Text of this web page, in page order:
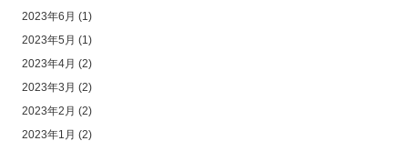
2023年6月 (1)
2023年5月 (1)
2023年4月 (2)
2023年3月 (2)
2023年2月 (2)
2023年1月 (2)